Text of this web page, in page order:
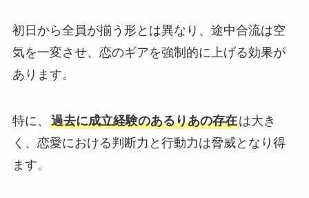
初日から全員が揃う形とは異なり、途中合流は空
気を一変させ、恋のギアを強制的に上げる効果が
あります。
特に、 過去に成立経験のあるりあの存在は大き
く、恋愛における判断力と行動力は脅威となり得
ます。